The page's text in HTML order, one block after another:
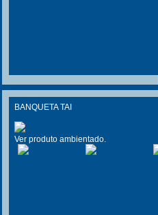
BANQUETA TAI
Ver produto ambientado.